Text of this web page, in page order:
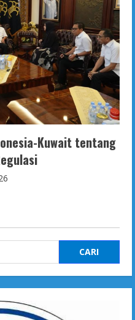
Kuwait tentang